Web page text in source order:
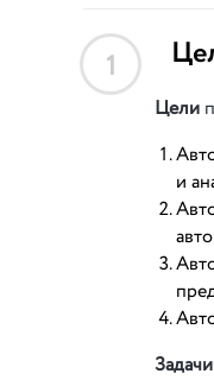
1
Цели
и
Задачи